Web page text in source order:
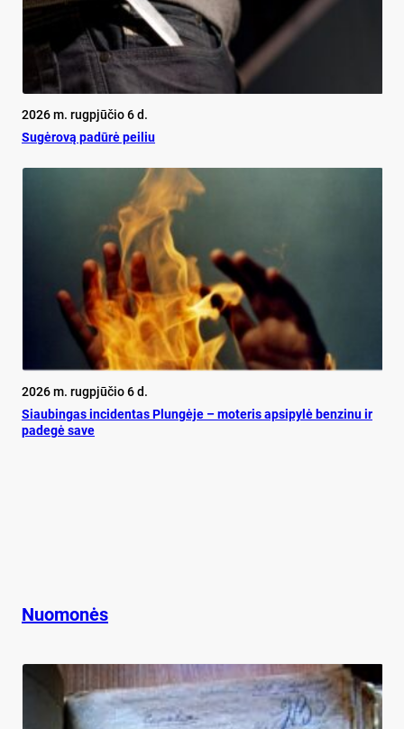
2026 m. rugpjūčio 6 d.
Su­gė­ro­vą pa­dū­rė pei­liu
2026 m. rugpjūčio 6 d.
Siau­bin­gas in­ci­den­tas Plun­gė­je – mo­te­ris ap­si­py­lė ben­zi­nu ir
pa­de­gė sa­ve
Nuomonės